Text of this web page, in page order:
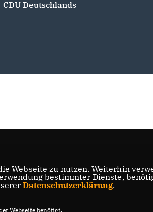
CDU Deutschlands
Webseite zu nutzen. Weiterhin
bestimmter Dienste,
Datenschutzerklärung.
Webseite benötigt.